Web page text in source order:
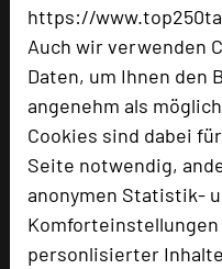
https://
Auch wir verwenden
Daten, um Ihnen den
angenehm als
Cookies sind dabei
Seite notwendig,
anonymen Statistik-
Komforteinstellungen
personlisierter
Hofgut FARNY
88353 Kisslegg im
+49 7522 972880